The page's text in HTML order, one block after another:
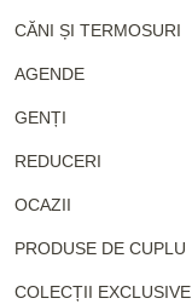
CĂNI ȘI TERMOSURI
AGENDE
GENȚI
REDUCERI
OCAZII
PRODUSE DE CUPLU
COLECȚII EXCLUSIVE